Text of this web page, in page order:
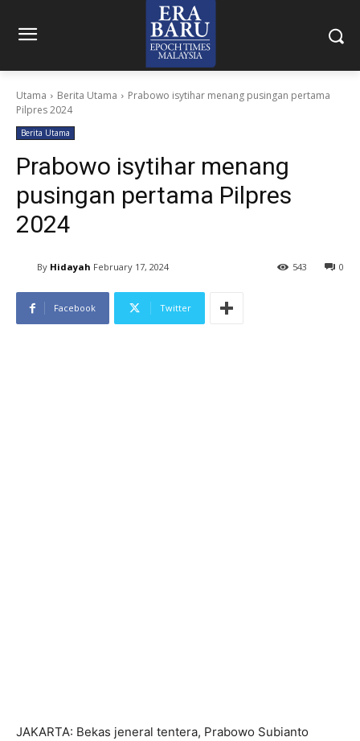
Utama Berita Utama
Prabowo isytihar menang pusingan pertama
Pilpres 2024
Berita Utama
Prabowo isytihar menang
pusingan pertama Pilpres
2024
By Hidayah February 17, 2024 0
543
Facebook Twitter
JAKARTA: Bekas jeneral tentera, Prabowo Subianto